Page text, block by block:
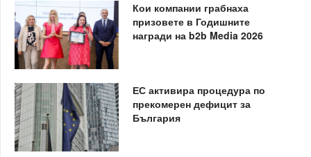
Кои компании грабнаха
призовете в Годишните
награди на b2b Media 2026
ЕС активира процедура по
прекомерен дефицит за
България